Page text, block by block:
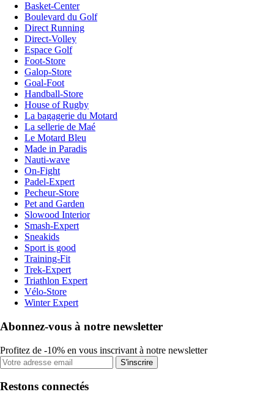
Basket-Center
Boulevard du Golf
Direct Running
Direct-Volley
Espace Golf
Foot-Store
Galop-Store
Goal-Foot
Handball-Store
House of Rugby
La bagagerie du Motard
La sellerie de Maé
Le Motard Bleu
Made in Paradis
Nauti-wave
On-Fight
Padel-Expert
Pecheur-Store
Pet and Garden
Slowood Interior
Smash-Expert
Sneakids
Sport is good
Training-Fit
Trek-Expert
Triathlon Expert
Vélo-Store
Winter Expert
Abonnez-vous à notre newsletter
Profitez de -10% en vous inscrivant à notre newsletter
S'inscrire
Restons connectés